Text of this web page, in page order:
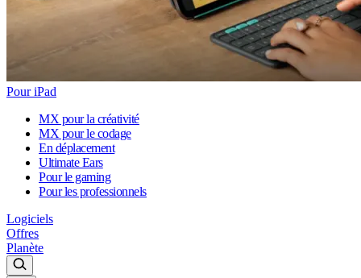
Pour iPad
MX pour la créativité
MX pour le codage
En déplacement
Ultimate Ears
Pour le gaming
Pour les professionnels
Logiciels
Offres
Planète